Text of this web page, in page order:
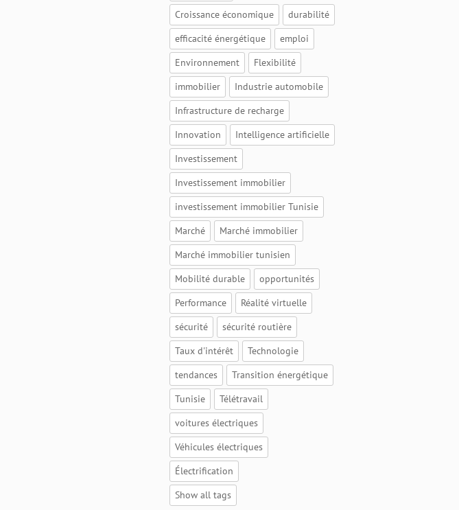
Croissance économique
durabilité
efficacité énergétique
emploi
Environnement
Flexibilité
immobilier
Industrie automobile
Infrastructure de recharge
Innovation
Intelligence artificielle
Investissement
Investissement immobilier
investissement immobilier Tunisie
Marché
Marché immobilier
Marché immobilier tunisien
Mobilité durable
opportunités
Performance
Réalité virtuelle
sécurité
sécurité routière
Taux d'intérêt
Technologie
tendances
Transition énergétique
Tunisie
Télétravail
voitures électriques
Véhicules électriques
Électrification
Show all tags